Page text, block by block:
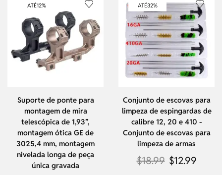
ATÉ12%
Suporte de ponte para
montagem de mira
telescópica de 1,93”,
montagem ótica GE de
3025,4 mm, montagem
nivelada longa de peça
única gravada
ATÉ32%
Conjunto de escovas para
limpeza de espingardas de
calibre 12, 20 e 410 -
Conjunto de escovas para
limpeza de armas
$18.99 $12.99